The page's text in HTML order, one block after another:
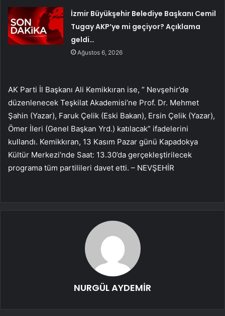
İzmir Büyükşehir Belediye Başkanı Cemil
Tugay AKP’ye mi geçiyor? Açıklama
geldi…
Ağustos 6, 2026
AK Parti İl Başkanı Ali Kemikkıran ise, ” Nevşehir’de
düzenlenecek Teşkilat Akademisi’ne Prof. Dr. Mehmet
Şahin (Yazar), Faruk Çelik (Eski Bakan), Ersin Çelik (Yazar),
Ömer İleri (Genel Başkan Yrd.) katılacak” ifadelerini
kullandı. Kemikkıran, 13 Kasım Pazar günü Kapadokya
Kültür Merkezi’nde Saat: 13.30’da gerçekleştirilecek
programa tüm partilileri davet etti. – NEVŞEHİR
NURGÜL AYDEMİR